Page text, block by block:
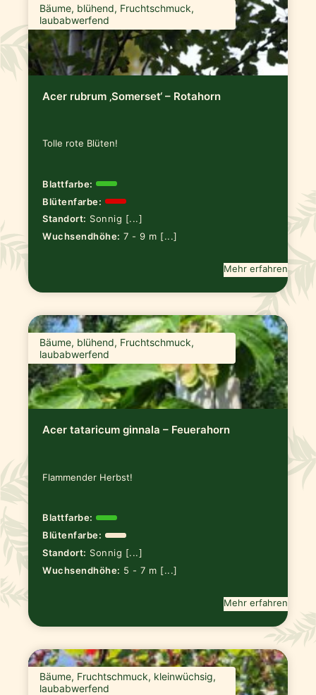
Bäume, blühend, Fruchtschmuck,
laubabwerfend
Acer rubrum ‚Somerset‘ – Rotahorn
Tolle rote Blüten!
Blattfarbe:
Blütenfarbe:
Standort: Sonnig [...]
Wuchsendhöhe: 7 - 9 m [...]
Mehr erfahren
Bäume, blühend, Fruchtschmuck,
laubabwerfend
Acer tataricum ginnala – Feuerahorn
Flammender Herbst!
Blattfarbe:
Blütenfarbe:
Standort: Sonnig [...]
Wuchsendhöhe: 5 - 7 m [...]
Mehr erfahren
Bäume, Fruchtschmuck, kleinwüchsig,
laubabwerfend